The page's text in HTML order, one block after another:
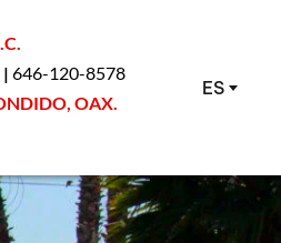
| 646-120-8578
OAX.
ES